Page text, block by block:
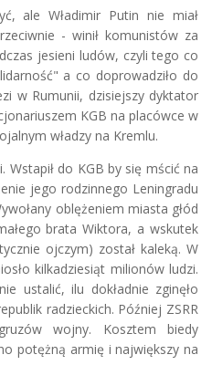
ale Władimir Putin nie miał
- winił komunistów za
jesieni ludów, czyli tego co
a co doprowadziło do
w Rumunii, dzisiejszy dyktator
KGB na placówce w
władzy na Kremlu.
Wstapił do KGB by się mścić na
jego rodzinnego Leningradu
oblężeniem miasta głód
brata Wiktora, a wskutek
ojczym) został kaleką. W
kilkadziesiąt milionów ludzi.
ustalić, ilu dokładnie zginęło
radzieckich. Później ZSRR
wojny. Kosztem biedy
potężną armię i największy na